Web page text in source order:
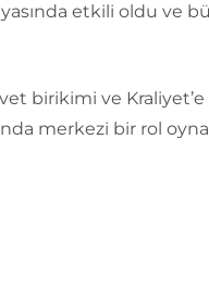
etkili oldu ve
birikimi ve
merkezi bir rol